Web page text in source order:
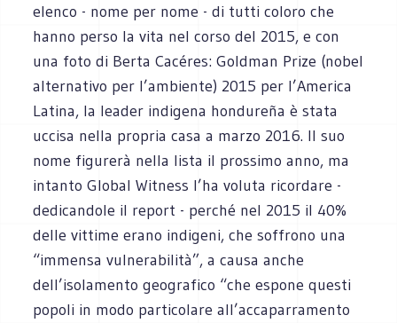
elenco - nome per nome - di tutti coloro che
hanno perso la vita nel corso del 2015, e con
una foto di Berta Cacéres: Goldman Prize (nobel
alternativo per l’ambiente) 2015 per l’America
Latina, la leader indigena hondureña è stata
uccisa nella propria casa a marzo 2016. Il suo
nome figurerà nella lista il prossimo anno, ma
intanto Global Witness l’ha voluta ricordare -
dedicandole il report - perché nel 2015 il 40%
delle vittime erano indigeni, che soffrono una
“immensa vulnerabilità”, a causa anche
dell’isolamento geografico “che espone questi
popoli in modo particolare all’accaparramento